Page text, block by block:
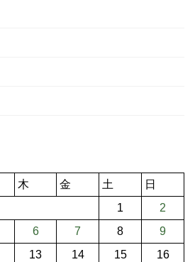
木 金 土
日
1
2
6 7 8
9
13 14 15
16